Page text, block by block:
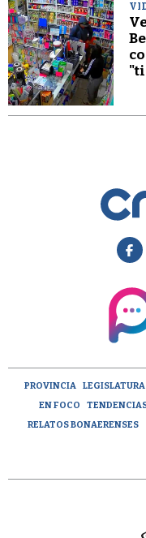
PROVINCIA LEGISLATURA
EN FOCO
RELATOS BONAERENSES